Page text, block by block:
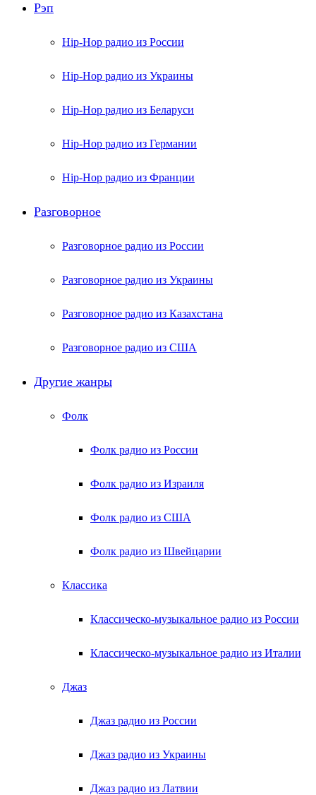
Рэп
Hip-Hop радио из России
Hip-Hop радио из Украины
Hip-Hop радио из Беларуси
Hip-Hop радио из Германии
Hip-Hop радио из Франции
Разговорное
Разговорное радио из России
Разговорное радио из Украины
Разговорное радио из Казахстана
Разговорное радио из США
Другие жанры
Фолк
Фолк радио из России
Фолк радио из Израиля
Фолк радио из США
Фолк радио из Швейцарии
Классика
Классическо-музыкальное радио из России
Классическо-музыкальное радио из Италии
Джаз
Джаз радио из России
Джаз радио из Украины
Джаз радио из Латвии